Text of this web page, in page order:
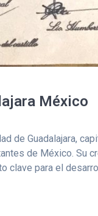
México
de Guadalajara,
de México. Su
clave para el